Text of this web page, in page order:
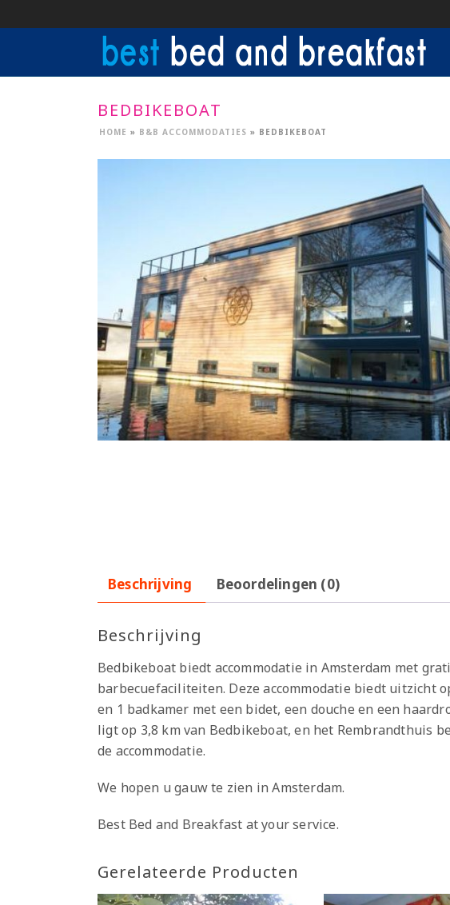
BEDBIKEBOAT
HOME » B&B ACCOMMODATIES » BEDBIKEBOAT
Beschrijving Beoordelingen (0)
Beschrijving
Bedbikeboat biedt accommodatie in Amsterdam met
barbecuefaciliteiten. Deze accommodatie biedt uitzicht
en 1 badkamer met een bidet, een douche en een
ligt op 3,8 km van Bedbikeboat, en het Rembrandthuis
de accommodatie.
We hopen u gauw te zien in Amsterdam.
Best Bed and Breakfast at your service.
Gerelateerde Producten